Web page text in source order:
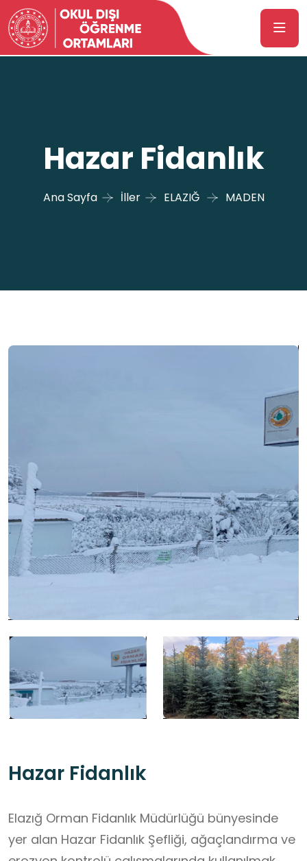
Hazar Fidanlık
Ana Sayfa İller ELAZIĞ MADEN
Hazar Fidanlık
Elazığ Orman Fidanlık Müdürlüğü bünyesinde
yer alan Hazar Fidanlık Şefliği, ağaçlandırma ve